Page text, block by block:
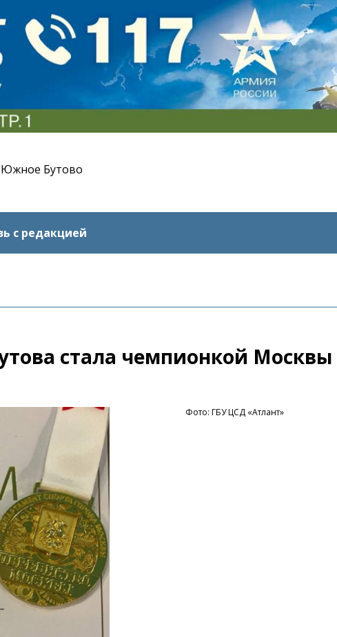
Бутово
с редакцией
стала чемпионкой Москвы
Фото: ГБУ ЦСД «Атлант»